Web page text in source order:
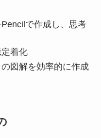
で作成し、思考
着化
図解を効率的に作成